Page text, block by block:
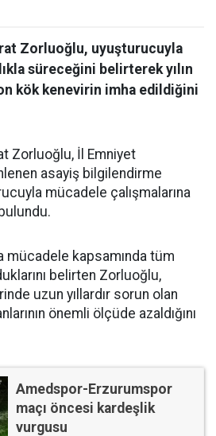
Zorluoğlu, uyuşturucuyla
süreceğini belirterek yılın
kök kenevirin imha edildiğini
Zorluoğlu, İl Emniyet
asayiş bilgilendirme
mücadele çalışmalarına
kapsamında tüm
belirten Zorluoğlu,
uzun yıllardır sorun olan
önemli ölçüde azaldığını
Amedspor-Erzurumspor
maçı öncesi kardeşlik
vurgusu